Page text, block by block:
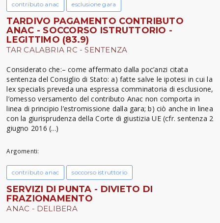
contributo anac esclusione gara
TARDIVO PAGAMENTO CONTRIBUTO
ANAC - SOCCORSO ISTRUTTORIO -
LEGITTIMO (83.9)
TAR CALABRIA RC - SENTENZA
Considerato che:– come affermato dalla poc’anzi citata
sentenza del Consiglio di Stato: a) fatte salve le ipotesi in cui la
lex specialis preveda una espressa comminatoria di esclusione,
l’omesso versamento del contributo Anac non comporta in
linea di principio l’estromissione dalla gara; b) ciò anche in linea
con la giurisprudenza della Corte di giustizia UE (cfr. sentenza 2
giugno 2016 (...)
Argomenti:
contributo anac soccorso istruttorio
SERVIZI DI PUNTA - DIVIETO DI
FRAZIONAMENTO
ANAC - DELIBERA